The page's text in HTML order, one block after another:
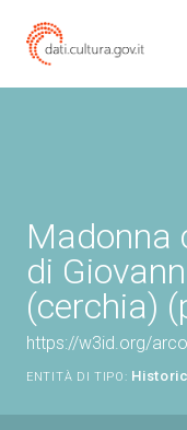
Madonna
di
(cerchia)
https://w3id.org/
ENTITÀ DI TIPO: